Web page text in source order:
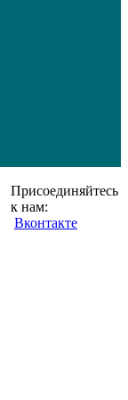
Присоединяйтесь
к нам:
Вконтакте